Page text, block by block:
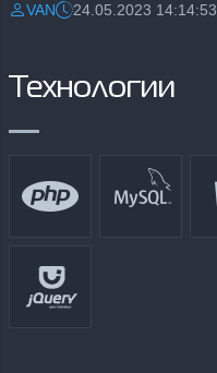
Разместил:
VANДата:24.05.2023 14:14:53
Технологии